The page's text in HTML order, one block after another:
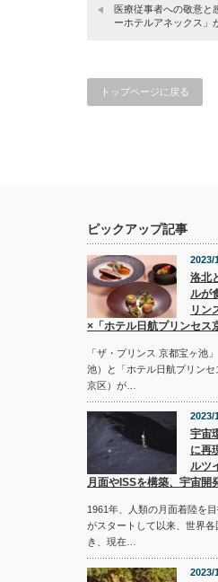
医療従事者への敬意
ーホテルアネックス」
トップページに戻る
ピックアップ記事
2023/
洛北
ルが
リン
×「ホテル日航プリンセス
「ザ・プリンス 京都宝ヶ池
池）と「ホテル日航プリン
京区）が…
2023/
宇宙
に再
ルツ
月面やISSを構築、宇宙開
1961年、人類の月面着陸を目
がスタートして以来、世界
き、現在…
2023/